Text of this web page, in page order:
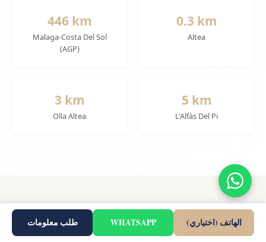
446 km
Malaga-Costa Del Sol
(AGP)
0.3 km
Altea
3 km
Olla Altea
5 km
L'Alfàs Del Pi
تفاصيل المشروع طلب معلومات WHATSAPP الهاتف (اختياري)